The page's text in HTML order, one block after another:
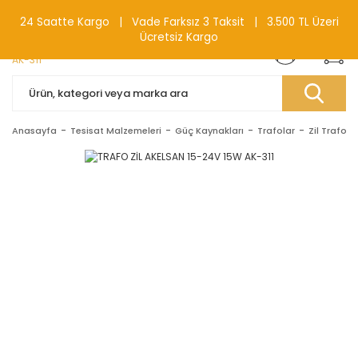
0(212) 240 87 88
Anasayfa Tesisat Malzemeleri Güç Kaynakları Trafolar Zil
24 Saatte Kargo | Vade Farksız 3 Taksit | 3.500 TL Üzeri
Ücretsiz Kargo